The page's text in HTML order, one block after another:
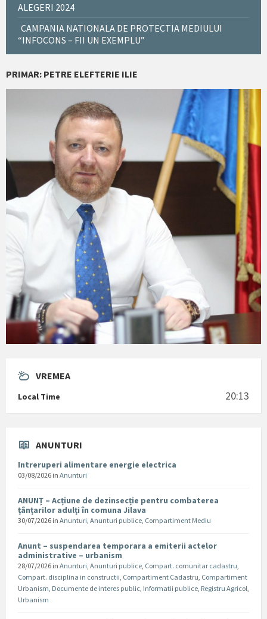
ALEGERI 2024
CAMPANIA NATIONALA DE PROTECTIA MEDIULUI
“INFOCONS – FII UN EXEMPLU”
PRIMAR: PETRE ELEFTERIE ILIE
VREMEA
Local Time 20:13
ANUNTURI
Intreruperi alimentare energie electrica
03/08/2026 in Anunturi
ANUNȚ – Acțiune de dezinsecție pentru combaterea
țânțarilor adulți în comuna Jilava
30/07/2026 in Anunturi, Anunturi publice, Compartiment Mediu
Anunt – suspendarea temporara a emiterii actelor
administrative – urbanism
28/07/2026 in Anunturi, Anunturi publice, Compart. comunitar cadastru,
Compart. disciplina in constructii, Compartiment Cadastru, Compartiment
Urbanism, Documente de interes public, Informatii publice, Registru Agricol,
Urbanism